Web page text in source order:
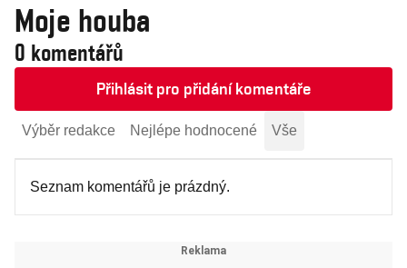
Moje houba
0 komentářů
Přihlásit pro přidání komentáře
Výběr redakce Nejlépe hodnocené Vše
Seznam komentářů je prázdný.